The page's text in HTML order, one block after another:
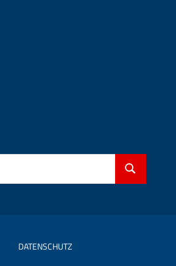
Suchen
DATENSCHUTZ